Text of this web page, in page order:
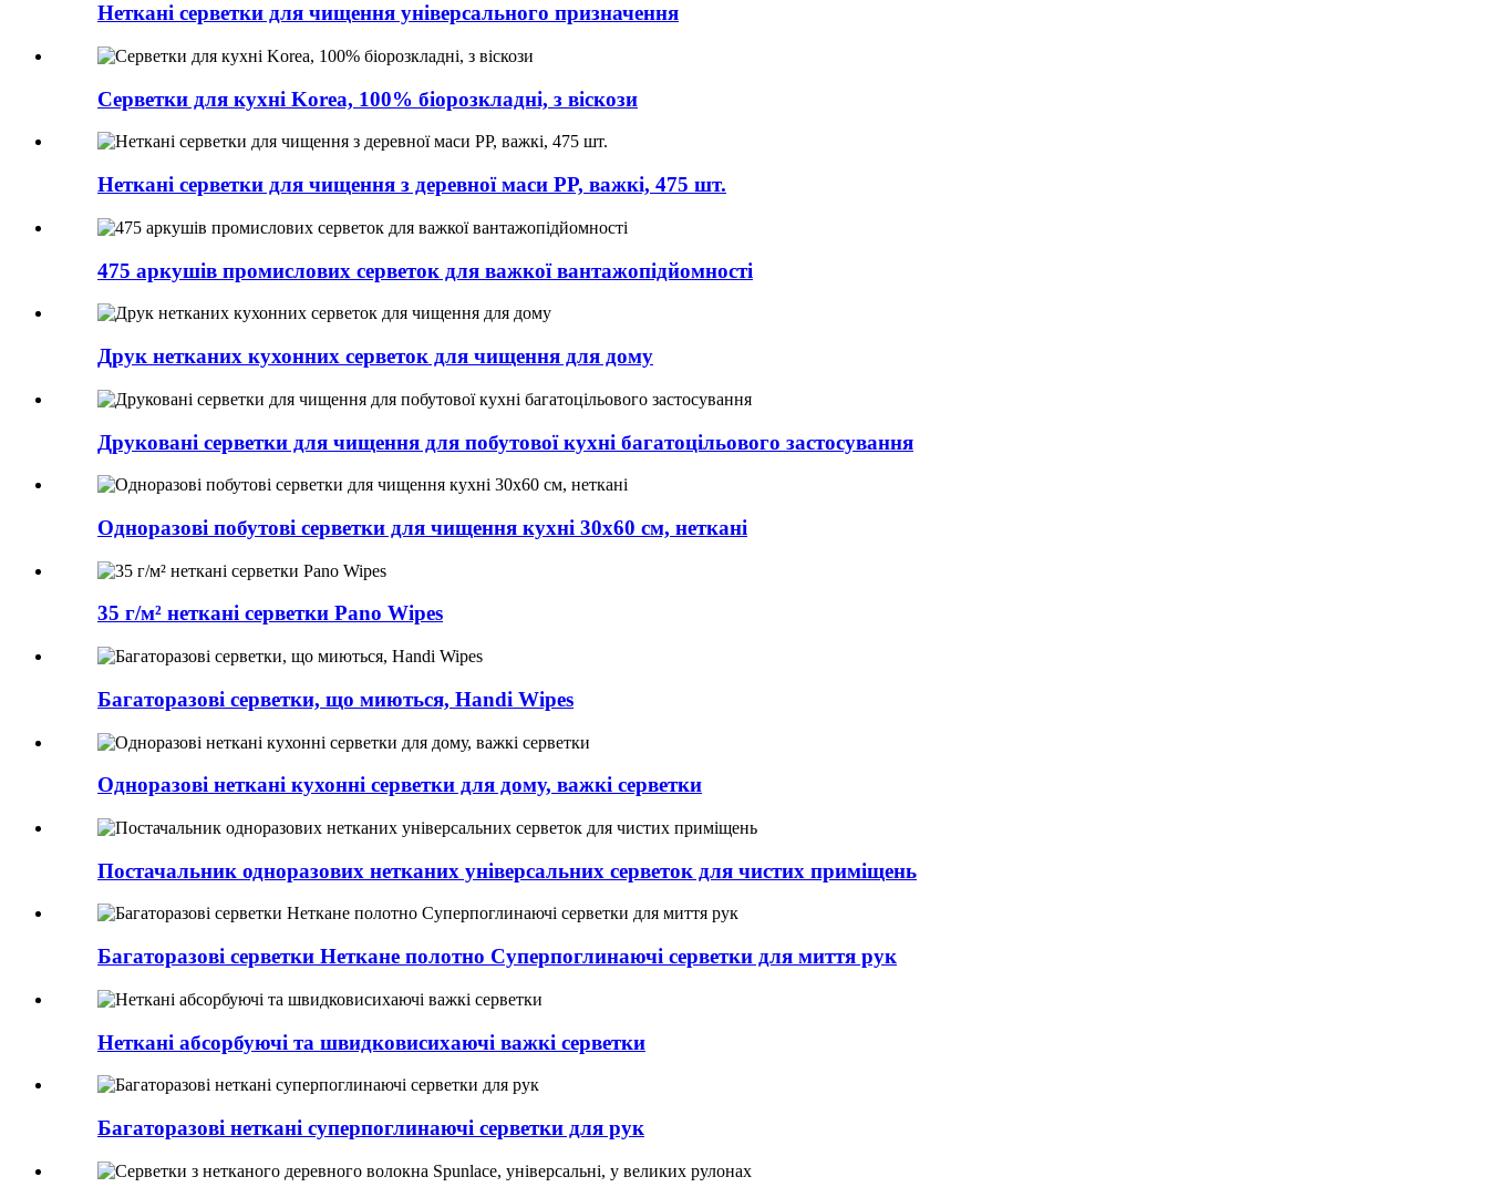
Неткані серветки для чищення універсального призначення
Серветки для кухні Korea, 100% біорозкладні, з віскози
Неткані серветки для чищення з деревної маси PP, важкі, 475 шт.
475 аркушів промислових серветок для важкої вантажопідйомності
Друк нетканих кухонних серветок для чищення для дому
Друковані серветки для чищення для побутової кухні багатоцільового застосування
Одноразові побутові серветки для чищення кухні 30x60 см, неткані
35 г/м² неткані серветки Pano Wipes
Багаторазові серветки, що миються, Handi Wipes
Одноразові неткані кухонні серветки для дому, важкі серветки
Постачальник одноразових нетканих універсальних серветок для чистих приміщень
Багаторазові серветки Неткане полотно Суперпоглинаючі серветки для миття рук
Неткані абсорбуючі та швидковисихаючі важкі серветки
Багаторазові неткані суперпоглинаючі серветки для рук